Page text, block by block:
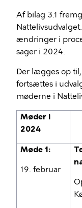
Af bilag 3.1
ændringer i
sager i 2024.
Der lægges op
fortsættes i
møderne i
Møder i
2024
Møde 1:
19. februar